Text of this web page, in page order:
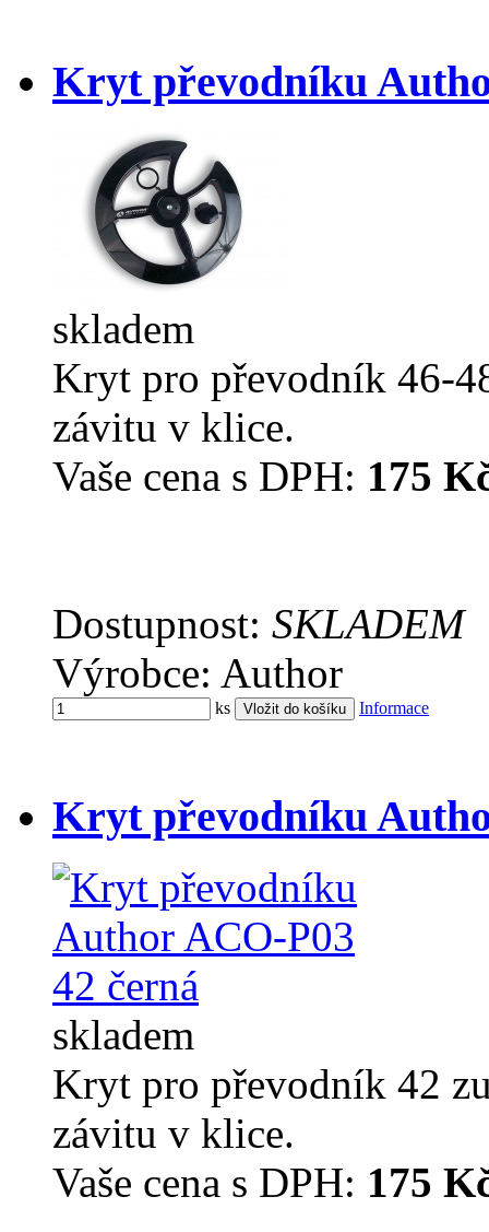
Kryt převodníku
skladem
Kryt pro převodník 46-
závitu v klice.
Vaše cena s DPH: 175
Dostupnost: SKLADEM
Výrobce: Author
ks Informace
Kryt převodníku
skladem
Kryt pro převodník 42
závitu v klice.
Vaše cena s DPH: 175